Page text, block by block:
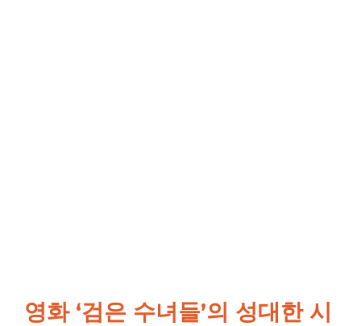
영화 ‘검은 수녀들’의 성대한 시